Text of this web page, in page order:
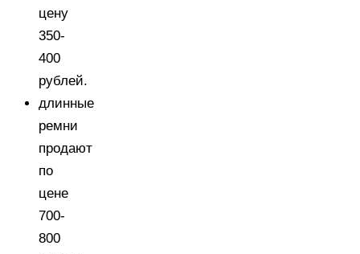
цену
350-
400
рублей.
длинные
ремни
продают
по
цене
700-
800